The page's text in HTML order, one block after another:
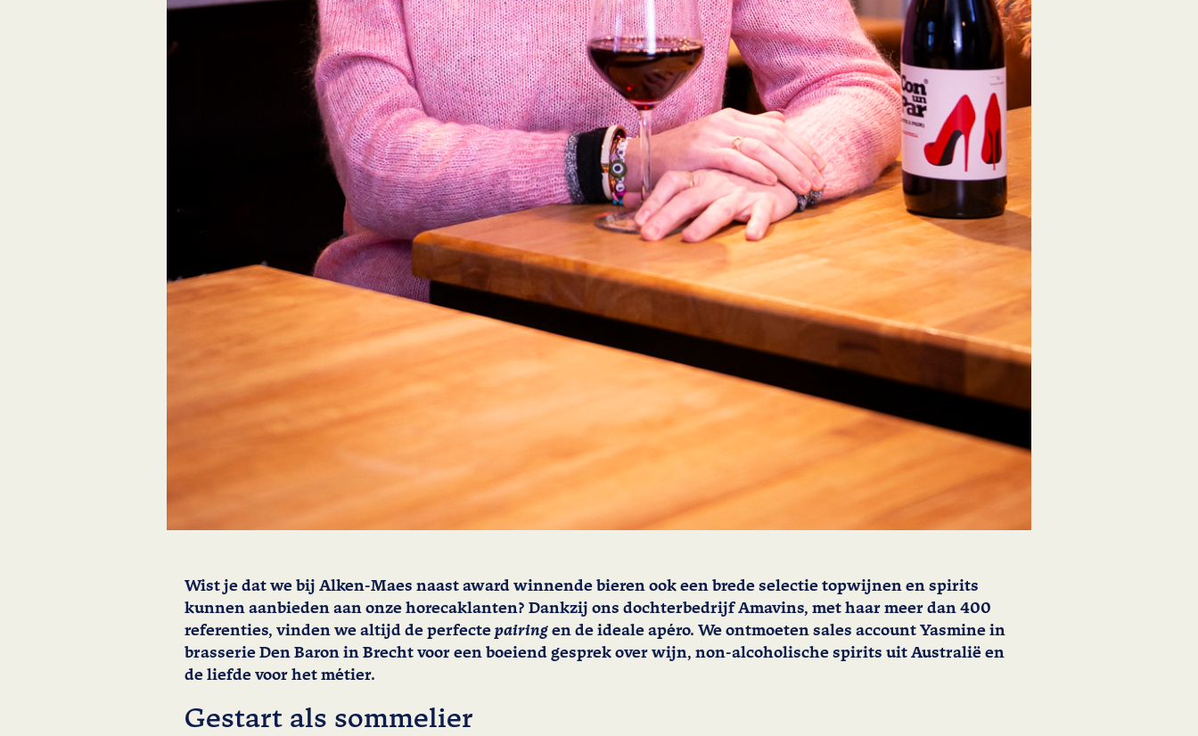
Wist je dat we bij Alken-Maes naast award winnende bieren ook een brede selectie topwijnen en spirits
kunnen aanbieden aan onze horecaklanten? Dankzij ons dochterbedrijf Amavins, met haar meer dan 400
referenties, vinden we altijd de perfectepairingen de ideale apéro. We ontmoeten sales account Yasmine in
brasserie Den Baron in Brecht voor een boeiend gesprek over wijn, non-alcoholische spirits uit Australië en
de liefde voor het métier.
Gestart als sommelier